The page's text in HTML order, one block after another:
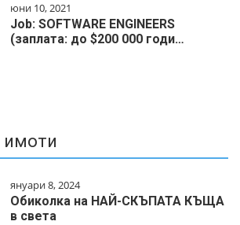
юни 10, 2021
Job: SOFTWARE ENGINEERS
(заплата: до $200 000 годи…
януари 8, 2024
Обиколка на НАЙ-СКЪПАТА КЪЩА
в света